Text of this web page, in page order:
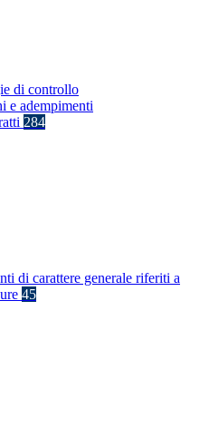
di controllo
e adempimenti
284
di carattere generale riferiti a
45